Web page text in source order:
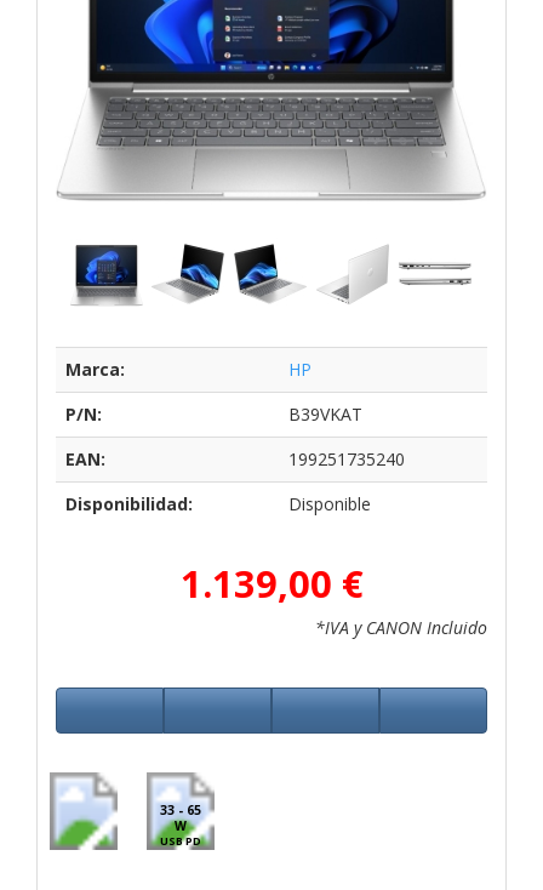
Marca:
HP
P/N:
B39VKAT
EAN:
199251735240
Disponibilidad:
Disponible
1.139,00 €
*IVA y CANON Incluido
33 - 65
W
USB PD